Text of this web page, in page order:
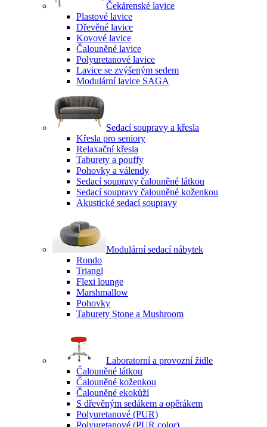
Čekárenské lavice
Plastové lavice
Dřevěné lavice
Kovové lavice
Čalouněné lavice
Polyuretanové lavice
Lavice se zvýšeným sedem
Modulární lavice SAGA
Sedací soupravy a křesla
Křesla pro seniory
Relaxační křesla
Taburety a pouffy
Pohovky a válendy
Sedací soupravy čalouněné látkou
Sedací soupravy čalouněné koženkou
Akustické sedací soupravy
Modulární sedací nábytek
Rondo
Triangl
Flexi lounge
Marshmallow
Pohovky
Taburety Stone a Mushroom
Laboratorní a provozní židle
Čalouněné látkou
Čalouněné koženkou
Čalouněné ekokůží
S dřevěným sedákem a opěrákem
Polyuretanové (PUR)
Polyuretanové (PUR color)